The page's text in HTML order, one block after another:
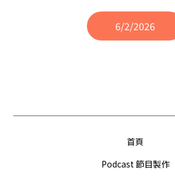
6/2/2026
首頁
Podcast 節目製作